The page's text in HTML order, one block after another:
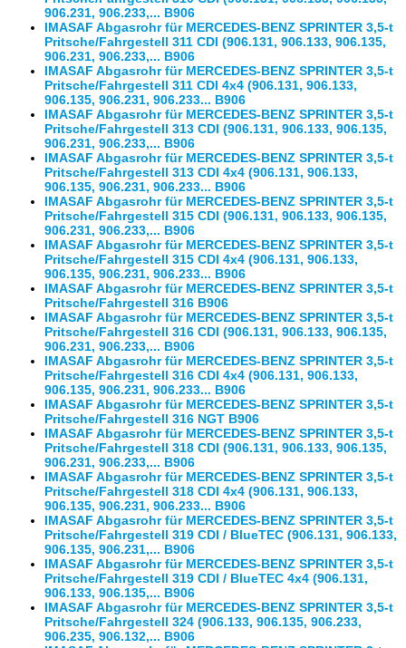
906.231, 906.233,... B906
IMASAF Abgasrohr für MERCEDES-BENZ SPRINTER 3,5-t
Pritsche/Fahrgestell 311 CDI (906.131, 906.133, 906.135,
906.231, 906.233,... B906
IMASAF Abgasrohr für MERCEDES-BENZ SPRINTER 3,5-t
Pritsche/Fahrgestell 311 CDI 4x4 (906.131, 906.133,
906.135, 906.231, 906.233... B906
IMASAF Abgasrohr für MERCEDES-BENZ SPRINTER 3,5-t
Pritsche/Fahrgestell 313 CDI (906.131, 906.133, 906.135,
906.231, 906.233,... B906
IMASAF Abgasrohr für MERCEDES-BENZ SPRINTER 3,5-t
Pritsche/Fahrgestell 313 CDI 4x4 (906.131, 906.133,
906.135, 906.231, 906.233... B906
IMASAF Abgasrohr für MERCEDES-BENZ SPRINTER 3,5-t
Pritsche/Fahrgestell 315 CDI (906.131, 906.133, 906.135,
906.231, 906.233,... B906
IMASAF Abgasrohr für MERCEDES-BENZ SPRINTER 3,5-t
Pritsche/Fahrgestell 315 CDI 4x4 (906.131, 906.133,
906.135, 906.231, 906.233... B906
IMASAF Abgasrohr für MERCEDES-BENZ SPRINTER 3,5-t
Pritsche/Fahrgestell 316 B906
IMASAF Abgasrohr für MERCEDES-BENZ SPRINTER 3,5-t
Pritsche/Fahrgestell 316 CDI (906.131, 906.133, 906.135,
906.231, 906.233,... B906
IMASAF Abgasrohr für MERCEDES-BENZ SPRINTER 3,5-t
Pritsche/Fahrgestell 316 CDI 4x4 (906.131, 906.133,
906.135, 906.231, 906.233... B906
IMASAF Abgasrohr für MERCEDES-BENZ SPRINTER 3,5-t
Pritsche/Fahrgestell 316 NGT B906
IMASAF Abgasrohr für MERCEDES-BENZ SPRINTER 3,5-t
Pritsche/Fahrgestell 318 CDI (906.131, 906.133, 906.135,
906.231, 906.233,... B906
IMASAF Abgasrohr für MERCEDES-BENZ SPRINTER 3,5-t
Pritsche/Fahrgestell 318 CDI 4x4 (906.131, 906.133,
906.135, 906.231, 906.233... B906
IMASAF Abgasrohr für MERCEDES-BENZ SPRINTER 3,5-t
Pritsche/Fahrgestell 319 CDI / BlueTEC (906.131, 906.133,
906.135, 906.231,... B906
IMASAF Abgasrohr für MERCEDES-BENZ SPRINTER 3,5-t
Pritsche/Fahrgestell 319 CDI / BlueTEC 4x4 (906.131,
906.133, 906.135,... B906
IMASAF Abgasrohr für MERCEDES-BENZ SPRINTER 3,5-t
Pritsche/Fahrgestell 324 (906.133, 906.135, 906.233,
906.235, 906.132,... B906